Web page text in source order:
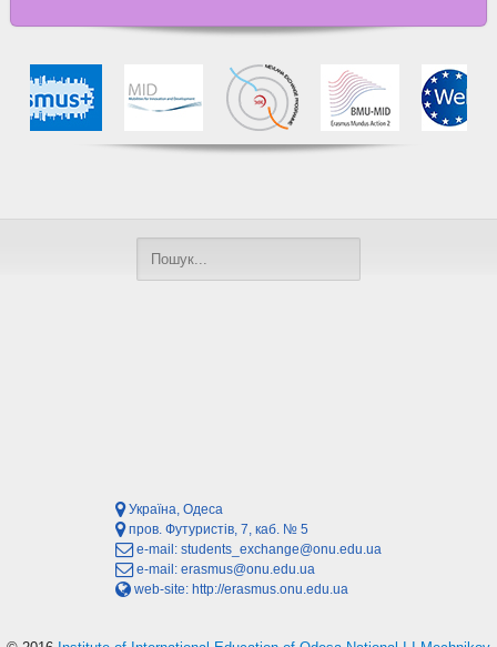
Україна, Одеса
пров. Футуристів, 7, каб. № 5
e-mail: students_exchange@onu.edu.ua
e-mail: erasmus@onu.edu.ua
web-site: http://erasmus.onu.edu.ua